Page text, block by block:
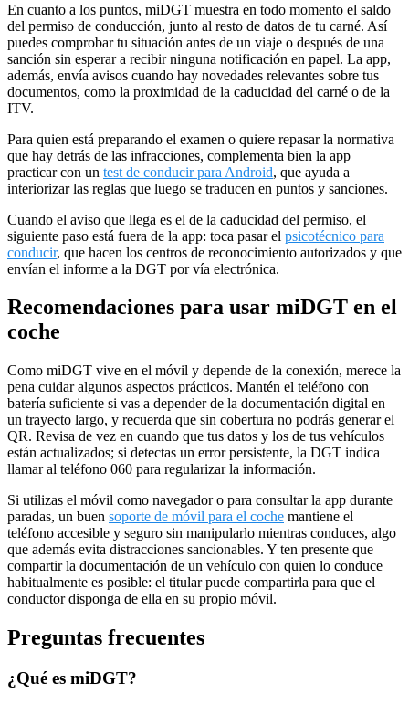
En cuanto a los puntos, miDGT muestra en todo momento el saldo
del permiso de conducción, junto al resto de datos de tu carné. Así
puedes comprobar tu situación antes de un viaje o después de una
sanción sin esperar a recibir ninguna notificación en papel. La app,
además, envía avisos cuando hay novedades relevantes sobre tus
documentos, como la proximidad de la caducidad del carné o de la
ITV.
Para quien está preparando el examen o quiere repasar la normativa
que hay detrás de las infracciones, complementa bien la app
practicar con un test de conducir para Android, que ayuda a
interiorizar las reglas que luego se traducen en puntos y sanciones.
Cuando el aviso que llega es el de la caducidad del permiso, el
siguiente paso está fuera de la app: toca pasar el psicotécnico para
conducir, que hacen los centros de reconocimiento autorizados y que
envían el informe a la DGT por vía electrónica.
Recomendaciones para usar miDGT en el
coche
Como miDGT vive en el móvil y depende de la conexión, merece la
pena cuidar algunos aspectos prácticos. Mantén el teléfono con
batería suficiente si vas a depender de la documentación digital en
un trayecto largo, y recuerda que sin cobertura no podrás generar el
QR. Revisa de vez en cuando que tus datos y los de tus vehículos
están actualizados; si detectas un error persistente, la DGT indica
llamar al teléfono 060 para regularizar la información.
Si utilizas el móvil como navegador o para consultar la app durante
paradas, un buen soporte de móvil para el coche mantiene el
teléfono accesible y seguro sin manipularlo mientras conduces, algo
que además evita distracciones sancionables. Y ten presente que
compartir la documentación de un vehículo con quien lo conduce
habitualmente es posible: el titular puede compartirla para que el
conductor disponga de ella en su propio móvil.
Preguntas frecuentes
¿Qué es miDGT?